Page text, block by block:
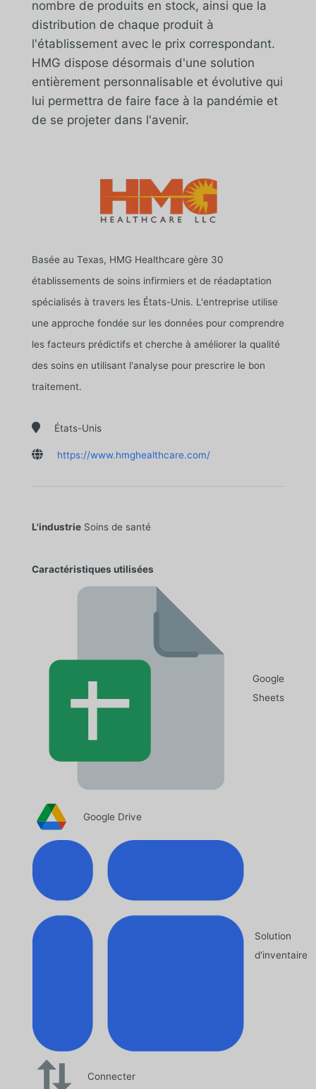
nombre de produits en stock, ainsi que la
distribution de chaque produit à
l'établissement avec le prix correspondant.
HMG dispose désormais d'une solution
entièrement personnalisable et évolutive qui
lui permettra de faire face à la pandémie et
de se projeter dans l'avenir.
Basée au Texas, HMG Healthcare gère 30
établissements de soins infirmiers et de réadaptation
spécialisés à travers les États-Unis. L'entreprise utilise
une approche fondée sur les données pour comprendre
les facteurs prédictifs et cherche à améliorer la qualité
des soins en utilisant l'analyse pour prescrire le bon
traitement.
 États-Unis
 https://www.hmghealthcare.com/
L'industrieSoins de santé
Caractéristiques utilisées
Google
Sheets
Google Drive
Solution
d'inventaire
Connecter